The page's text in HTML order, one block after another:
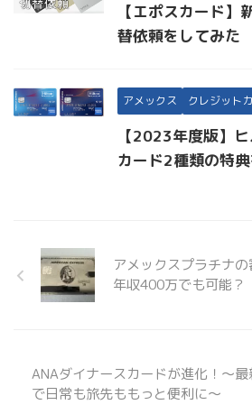
【エポスカード】
替依頼をしてみた
アメックス クレジット
【2023年度版】
カード2種類の特
アメックスプラチナ
年収400万でも可能？
ANAダイナースカードが進化！～
で日常も旅先ももっと便利に～